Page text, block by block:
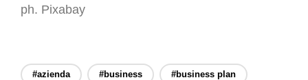
ph. Pixabay
#azienda #business #business plan